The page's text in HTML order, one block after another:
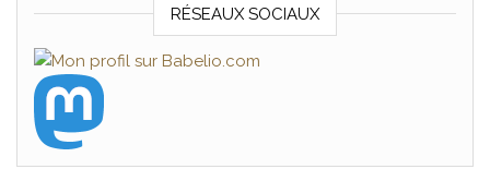
RÉSEAUX SOCIAUX